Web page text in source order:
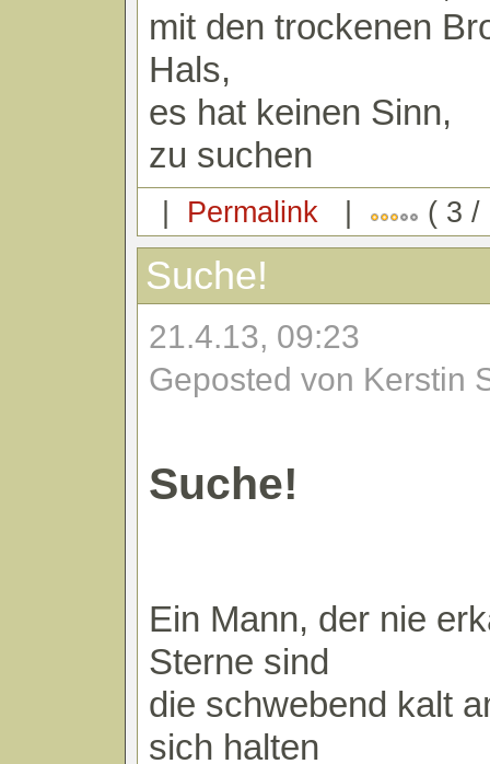
mit den trockenen
Hals,
es hat keinen Sinn,
zu suchen
| Permalink | ( 3 /
Suche!
21.4.13, 09:23
Geposted von Kerstin
Suche!
Ein Mann, der nie
Sterne sind
die schwebend kalt
sich halten